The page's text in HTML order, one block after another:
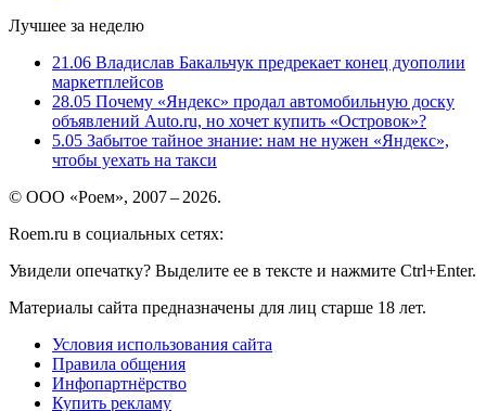
Лучшее за неделю
21.06 Владислав Бакальчук предрекает конец дуополии
маркетплейсов
28.05 Почему «Яндекс» продал автомобильную доску
объявлений Auto.ru, но хочет купить «Островок»?
5.05 Забытое тайное знание: нам не нужен «Яндекс»,
чтобы уехать на такси
© ООО «Роем», 2007 – 2026.
Roem.ru в социальных сетях:
Увидели опечатку? Выделите ее в тексте и нажмите Ctrl+Enter.
Материалы сайта предназначены для лиц старше 18 лет.
Условия использования сайта
Правила общения
Инфопартнёрство
Купить рекламу